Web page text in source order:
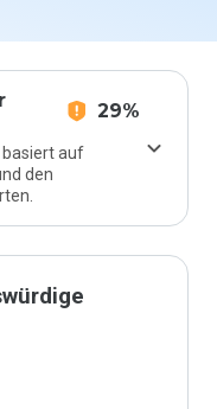
29%
basiert auf
den